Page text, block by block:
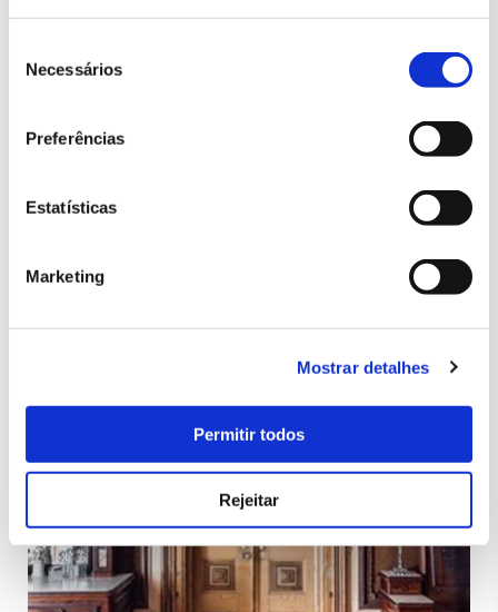
Necessários
Preferências
Estatísticas
Marketing
Mostrar detalhes
Permitir todos
Rejeitar
Terrasse de la Reine